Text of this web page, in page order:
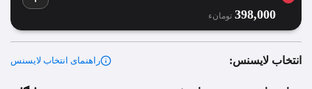
398,000 تومان‫ء‬
انتخاب لایسنس: راهنمای انتخاب لایسنس